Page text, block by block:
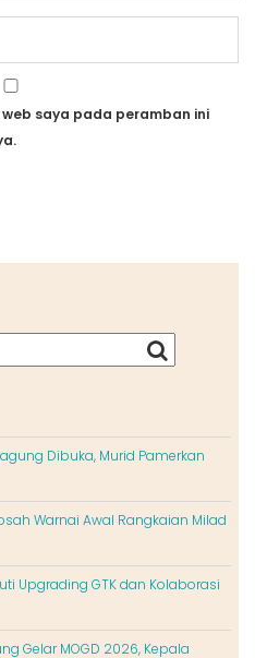
saya pada peramban ini
Dibuka, Murid Pamerkan
Warnai Awal Rangkaian Milad
Upgrading GTK dan Kolaborasi
Gelar MOGD 2026, Kepala